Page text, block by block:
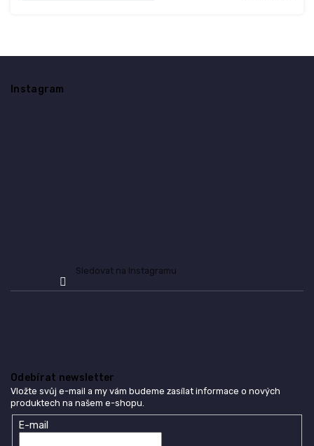
Instagram
Sledovat na Instagramu
Odebírat newsletter
Vložte svůj e-mail a my vám budeme zasílat informace o nových
produktech na našem e-shopu.
E-mail